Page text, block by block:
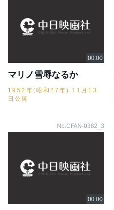
マリノ雪辱なるか
1952年(昭和27年) 11月13
日公開
No.CFAN-0382_3